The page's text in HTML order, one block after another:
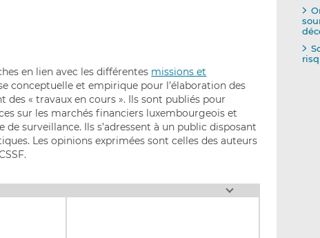
en lien avec les différentes missions et
conceptuelle et empirique pour l’élaboration des
« travaux en cours ». Ils sont publiés pour
sur les marchés financiers luxembourgeois et
surveillance. Ils s’adressent à un public disposant
Les opinions exprimées sont celles des auteurs